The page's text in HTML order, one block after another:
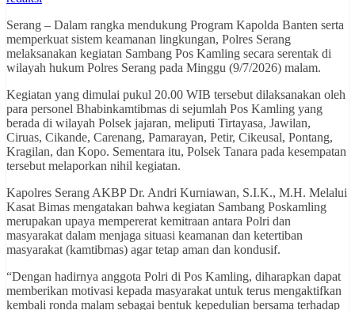
Serang – Dalam rangka mendukung Program Kapolda Banten serta
memperkuat sistem keamanan lingkungan, Polres Serang
melaksanakan kegiatan Sambang Pos Kamling secara serentak di
wilayah hukum Polres Serang pada Minggu (9/7/2026) malam.
Kegiatan yang dimulai pukul 20.00 WIB tersebut dilaksanakan oleh
para personel Bhabinkamtibmas di sejumlah Pos Kamling yang
berada di wilayah Polsek jajaran, meliputi Tirtayasa, Jawilan,
Ciruas, Cikande, Carenang, Pamarayan, Petir, Cikeusal, Pontang,
Kragilan, dan Kopo. Sementara itu, Polsek Tanara pada kesempatan
tersebut melaporkan nihil kegiatan.
Kapolres Serang AKBP Dr. Andri Kurniawan, S.I.K., M.H. Melalui
Kasat Bimas mengatakan bahwa kegiatan Sambang Poskamling
merupakan upaya mempererat kemitraan antara Polri dan
masyarakat dalam menjaga situasi keamanan dan ketertiban
masyarakat (kamtibmas) agar tetap aman dan kondusif.
“Dengan hadirnya anggota Polri di Pos Kamling, diharapkan dapat
memberikan motivasi kepada masyarakat untuk terus mengaktifkan
kembali ronda malam sebagai bentuk kepedulian bersama terhadap